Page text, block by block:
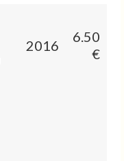
2016
6.50
€